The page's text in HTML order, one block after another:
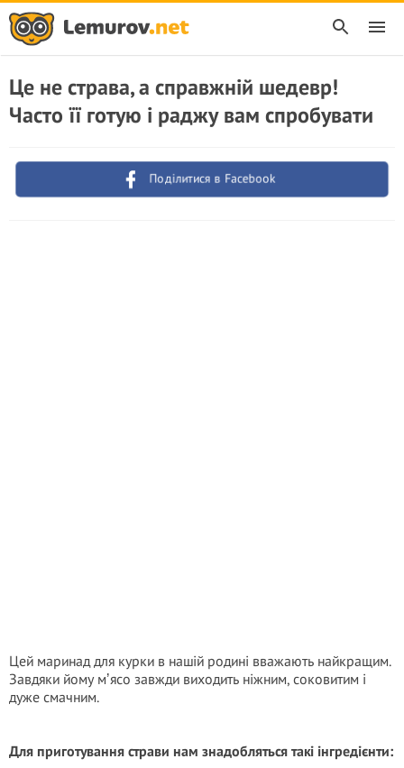
Це не страва, а справжній шедевр!
Часто її готую і раджу вам спробувати
Поділитися в Facebook
Цей маринад для курки в нашій родині вважають найкращим.
Завдяки йому мʼясо завжди виходить ніжним, соковитим і
дуже смачним.
Для приготування страви нам знадобляться такі інгредієнти: